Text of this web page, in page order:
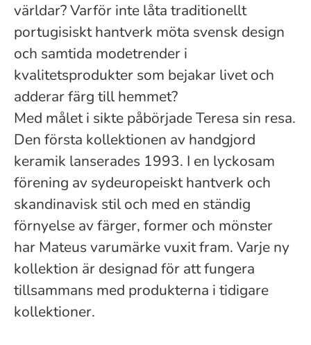
världar? Varför inte låta traditionellt
portugisiskt hantverk möta svensk design
och samtida modetrender i
kvalitetsprodukter som bejakar livet och
adderar färg till hemmet?
Med målet i sikte påbörjade Teresa sin resa.
Den första kollektionen av handgjord
keramik lanserades 1993. I en lyckosam
förening av sydeuropeiskt hantverk och
skandinavisk stil och med en ständig
förnyelse av färger, former och mönster
har Mateus varumärke vuxit fram. Varje ny
kollektion är designad för att fungera
tillsammans med produkterna i tidigare
kollektioner.